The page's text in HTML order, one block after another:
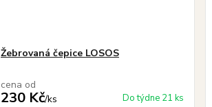
Žebrovaná čepice LOSOS
cena od
230 Kč/ks Do týdne 21 ks